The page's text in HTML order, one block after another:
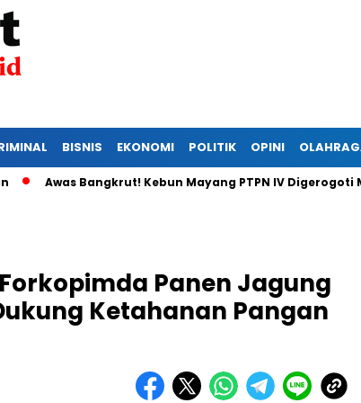
BISNIS EKONOMI POLITIK OPINI
Bangkrut! Kebun Mayang PTPN IV Digerogoti
Panen Jagung
Ketahanan Pangan